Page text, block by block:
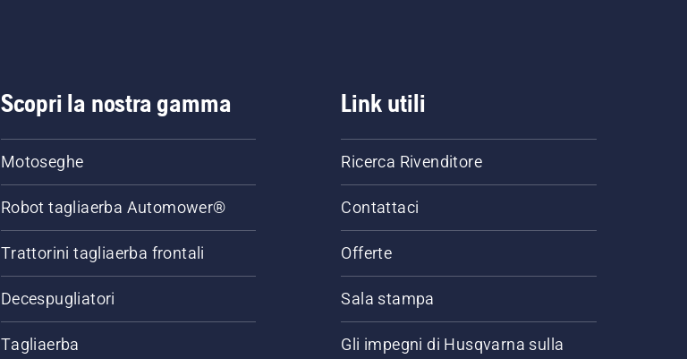
Scopri la nostra gamma
Motoseghe
Robot tagliaerba Automower®
Trattorini tagliaerba frontali
Decespugliatori
Tagliaerba
Link utili
Ricerca Rivenditore
Contattaci
Offerte
Sala stampa
Gli impegni di Husqvarna sulla